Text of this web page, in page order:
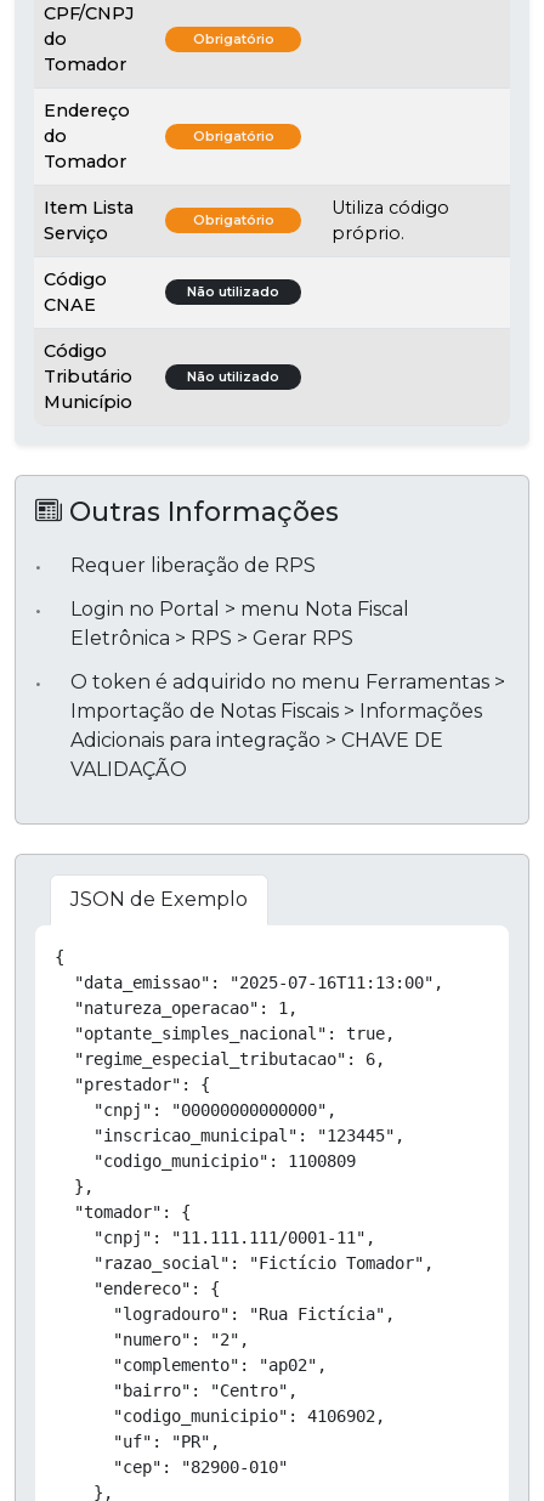
CPF/CNPJ
do
Tomador
Obrigatório
Endereço
do
Tomador
Obrigatório
Item Lista
Serviço
Obrigatório
Utiliza código
próprio.
Código
CNAE
Não utilizado
Código
Tributário
Município
Não utilizado
Outras Informações
Requer liberação de RPS
Login no Portal > menu Nota Fiscal
Eletrônica > RPS > Gerar RPS
O token é adquirido no menu Ferramentas >
Importação de Notas Fiscais > Informações
Adicionais para integração > CHAVE DE
VALIDAÇÃO
JSON de Exemplo
{
  "data_emissao": "2025-07-16T11:13:00",
  "natureza_operacao": 1,
  "optante_simples_nacional": true,
  "regime_especial_tributacao": 6,
  "prestador": {
    "cnpj": "00000000000000",
    "inscricao_municipal": "123445",
    "codigo_municipio": 1100809
  },
  "tomador": {
    "cnpj": "11.111.111/0001-11",
    "razao_social": "Fictício Tomador",
    "endereco": {
      "logradouro": "Rua Fictícia",
      "numero": "2",
      "complemento": "ap02",
      "bairro": "Centro",
      "codigo_municipio": 4106902,
      "uf": "PR",
      "cep": "82900-010"
    },